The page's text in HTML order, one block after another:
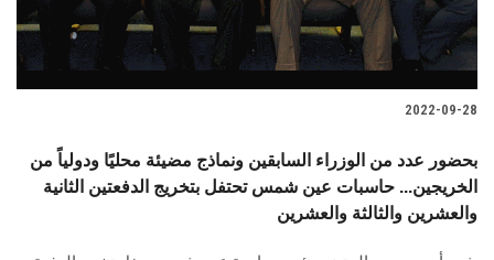
2022-09-28
بحضور عدد من الوزراء السابقين ونماذج مضيئة محليًا ودولياً من
الخريجين... حاسبات عين شمس تحتفل بتخريج الدفعتين الثانية
والعشرين والثالثة والعشرين